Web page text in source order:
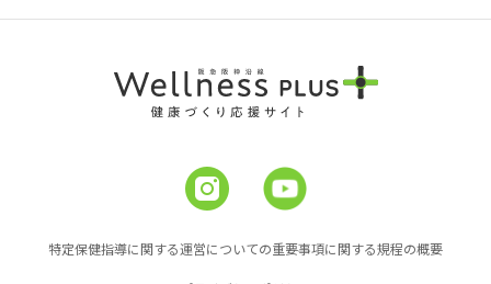
特定保健指導に関する運営についての重要事項に関する規程の概要